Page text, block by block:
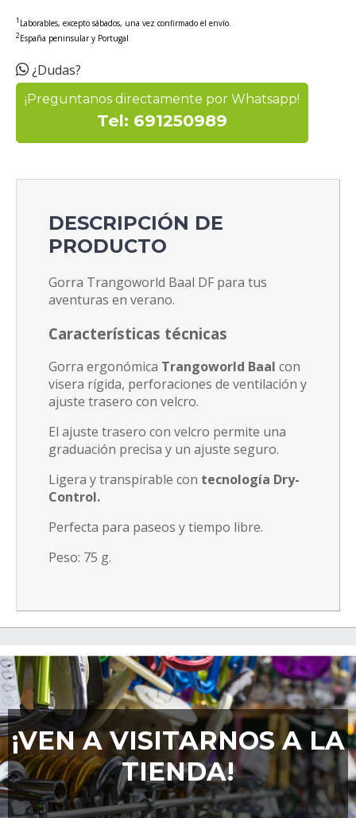
1 Laborables, excepto sábados, una vez confirmado el envío.
2España peninsular y Portugal
¿Dudas?
¡Preguntanos directamente por Whatsapp!
Tel: 691250989
DESCRIPCIÓN DE
PRODUCTO
Gorra Trangoworld Baal DF para tus
aventuras en verano.
Características técnicas
Gorra ergonómica Trangoworld Baal con
visera rígida, perforaciones de ventilación y
ajuste trasero con velcro.
El ajuste trasero con velcro permite una
graduación precisa y un ajuste seguro.
Ligera y transpirable con tecnología Dry-
Control.
Perfecta para paseos y tiempo libre.
Peso: 75 g.
¡VEN A VISITARNOS A LA
TIENDA!